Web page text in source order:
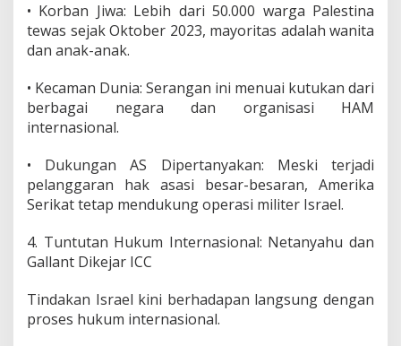
• Korban Jiwa: Lebih dari 50.000 warga Palestina
tewas sejak Oktober 2023, mayoritas adalah wanita
dan anak-anak.
• Kecaman Dunia: Serangan ini menuai kutukan dari
berbagai negara dan organisasi HAM
internasional.
• Dukungan AS Dipertanyakan: Meski terjadi
pelanggaran hak asasi besar-besaran, Amerika
Serikat tetap mendukung operasi militer Israel.
4. Tuntutan Hukum Internasional: Netanyahu dan
Gallant Dikejar ICC
Tindakan Israel kini berhadapan langsung dengan
proses hukum internasional.